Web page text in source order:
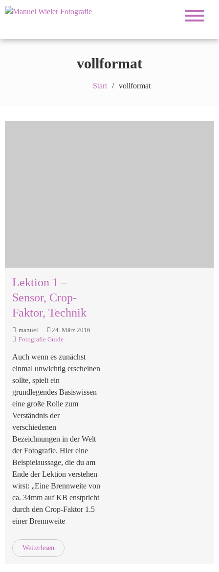
Fotografie
Fotograf für Hochzeiten, Familie, Portrait und
vollformat
Start vollformat
Lektion 1 –
Sensor, Crop-
Faktor, Technik
manuel
24. März 2016
Fotografie Guide
Auch wenn es zunächst
einmal unwichtig erscheinen
sollte, spielt ein
grundlegendes Basiswissen
eine große Rolle zum
Verständnis der
verschiedenen
Bezeichnungen in der Welt
der Fotografie. Hier eine
Beispielaussage, die du am
Ende der Lektion verstehen
wirst: „Eine Brennweite von
ca. 34mm auf KB enstpricht
durch den Crop-Faktor 1.5
einer Brennweite
Weiterlesen